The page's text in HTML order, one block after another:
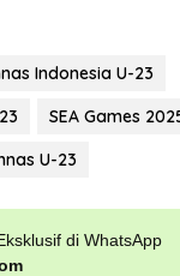
Indonesia U-23
SEA Games
U-23
di WhatsApp